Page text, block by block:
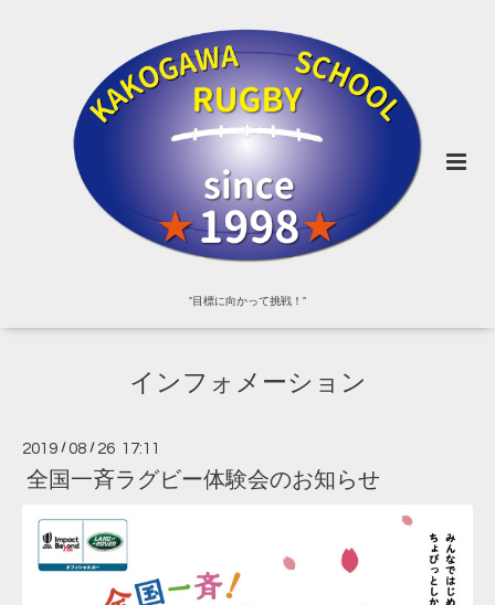
"目標に向かって挑戦！"
インフォメーション
2019 /08 / 26 17:11
全国一斉ラグビー体験会のお知らせ